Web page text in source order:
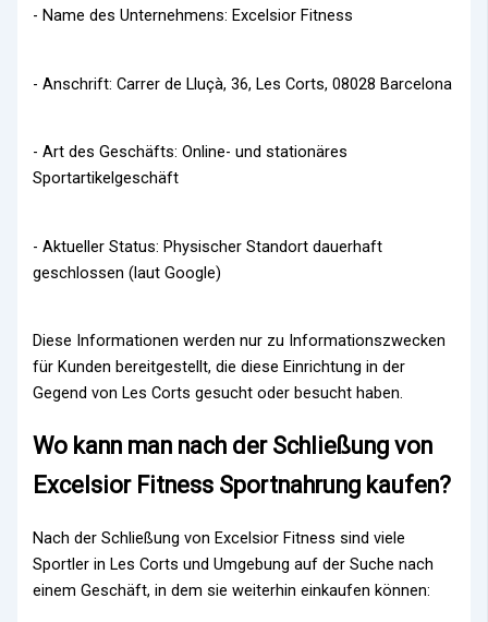
- Name des Unternehmens: Excelsior Fitness
- Anschrift: Carrer de Lluçà, 36, Les Corts, 08028 Barcelona
- Art des Geschäfts: Online- und stationäres
Sportartikelgeschäft
- Aktueller Status: Physischer Standort dauerhaft
geschlossen (laut Google)
Diese Informationen werden nur zu Informationszwecken
für Kunden bereitgestellt, die diese Einrichtung in der
Gegend von Les Corts gesucht oder besucht haben.
Wo kann man nach der Schließung von
Excelsior Fitness Sportnahrung kaufen?
Nach der Schließung von Excelsior Fitness sind viele
Sportler in Les Corts und Umgebung auf der Suche nach
einem Geschäft, in dem sie weiterhin einkaufen können: